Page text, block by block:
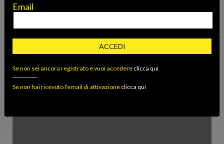
Fondi Sostenibili
Email
ACCEDI
Se non sei ancora registrato e vuoi accedere clicca qui
Se non hai ricevuto l'email di attivazione clicca qui